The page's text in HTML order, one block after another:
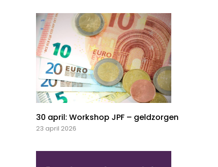
30 april: Workshop JPF – geldzorgen
23 april 2026